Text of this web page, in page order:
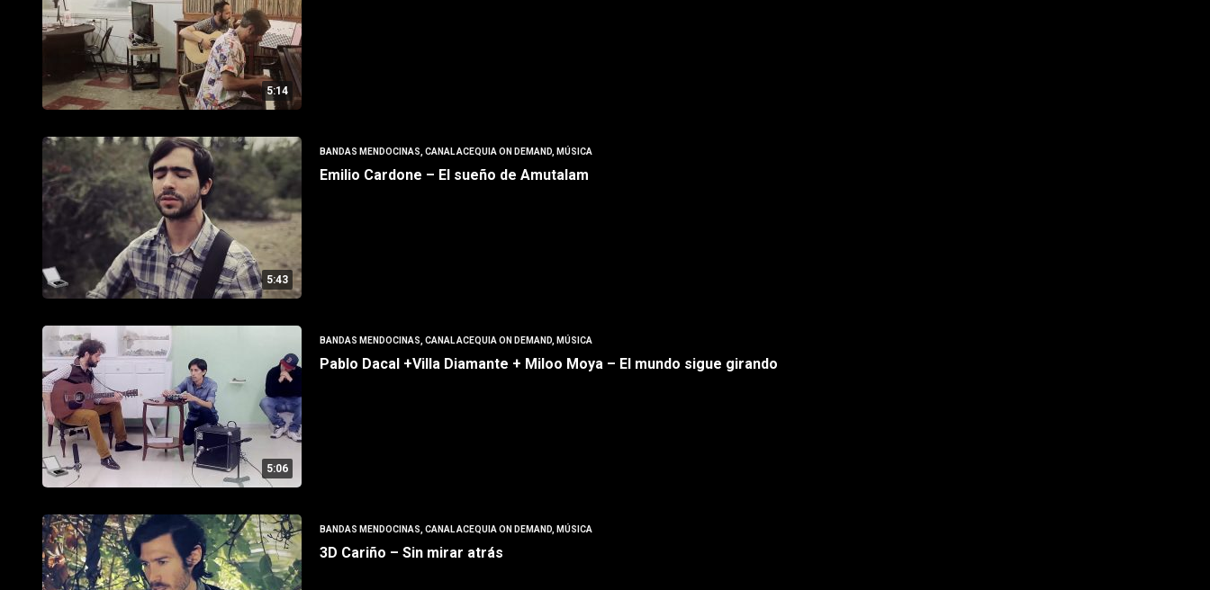
5:14
5:43
BANDAS MENDOCINAS CANAL ACEQUIA ON DEMAND MÚSICA
Emilio Cardone – El sueño de Amutalam
5:06
BANDAS MENDOCINAS CANAL ACEQUIA ON DEMAND MÚSICA
Pablo Dacal +Villa Diamante + Miloo Moya – El mundo sigue girando
BANDAS MENDOCINAS CANAL ACEQUIA ON DEMAND MÚSICA
3D Cariño – Sin mirar atrás